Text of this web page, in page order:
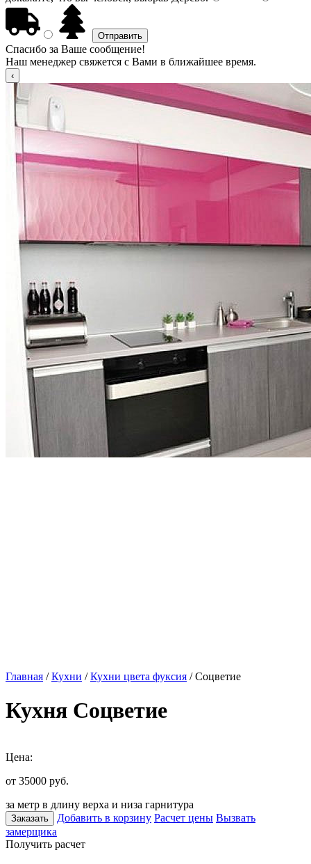
Спасибо за Ваше сообщение!
Наш менеджер свяжется с Вами в ближайшее время.
Главная /Кухни /Кухни цвета фуксия / Соцветие
Кухня Соцветие
Цена:
от 35000 руб.
за метр в длину верха и низа гарнитура
Заказать Добавить в корзину Расчет цены Вызвать
замерщика
Получить расчет